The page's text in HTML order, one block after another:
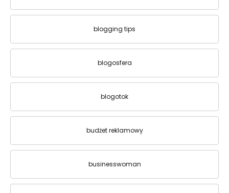
blogging tips
blogosfera
blogotok
budżet reklamowy
businesswoman